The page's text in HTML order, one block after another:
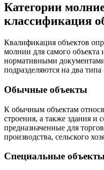
Категории
классификация
Квалификация объектов
молнии для самого объекта
нормативными
подразделяются на два
Обычные объекты
К обычным объектам
строения, а также здания и
предназначенные для
производства, сельского
Специальные